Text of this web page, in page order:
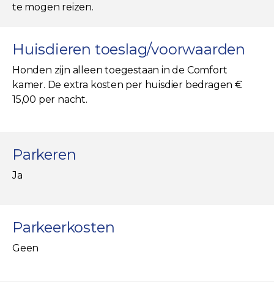
te mogen reizen.
Huisdieren toeslag/voorwaarden
Honden zijn alleen toegestaan in de Comfort
kamer. De extra kosten per huisdier bedragen €
15,00 per nacht.
Parkeren
Ja
Parkeerkosten
Geen